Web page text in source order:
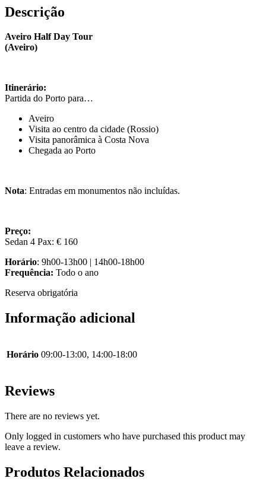
Descrição
Aveiro Half Day Tour
(Aveiro)
Itinerário:
Partida do Porto para…
Aveiro
Visita ao centro da cidade (Rossio)
Visita panorâmica à Costa Nova
Chegada ao Porto
Nota: Entradas em monumentos não incluídas.
Preço:
Sedan 4 Pax: € 160
Horário: 9h00-13h00 | 14h00-18h00
Frequência: Todo o ano
Reserva obrigatória
Informação adicional
Horário 09:00-13:00, 14:00-18:00
Reviews
There are no reviews yet.
Only logged in customers who have purchased this product may
leave a review.
Produtos Relacionados